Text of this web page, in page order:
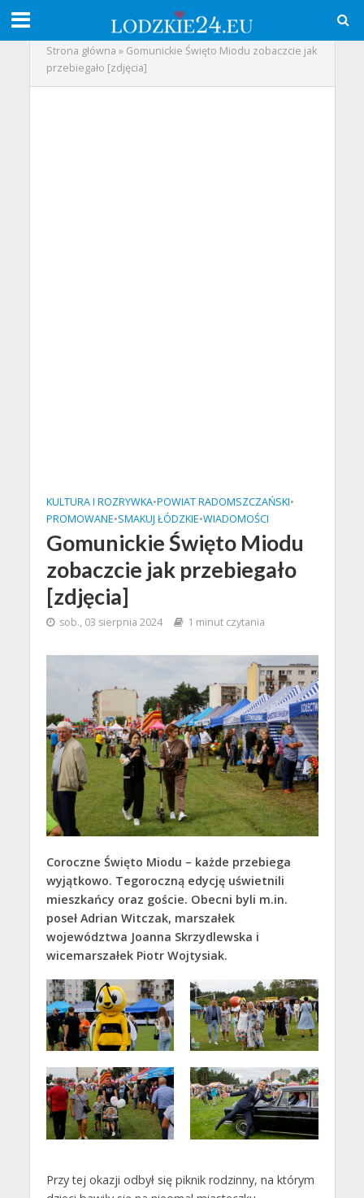
Strona główna » Gomunickie Święto Miodu zobaczcie jak
przebiegało [zdjęcia]
KULTURA I ROZRYWKA•POWIAT RADOMSZCZAŃSKI•
PROMOWANE•SMAKUJ ŁÓDZKIE•WIADOMOŚCI
Gomunickie Święto Miodu
zobaczcie jak przebiegało
[zdjęcia]
sob., 03 sierpnia 2024 1 minut czytania
Coroczne Święto Miodu – każde przebiega
wyjątkowo. Tegoroczną edycję uświetnili
mieszkańcy oraz goście. Obecni byli m.in.
poseł Adrian Witczak, marszałek
województwa Joanna Skrzydlewska i
wicemarszałek Piotr Wojtysiak.
Przy tej okazji odbył się piknik rodzinny, na którym